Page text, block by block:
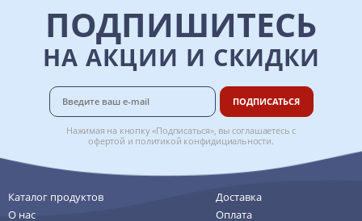
ПОДПИШИТЕСЬ
НА АКЦИИ И СКИДКИ
ПОДПИСАТЬСЯ
Нажимая на кнопку «Подписаться», вы соглашаетесь с
офертой и политикой конфидициальности.
Каталог продуктов
О нас
Доставка
Оплата